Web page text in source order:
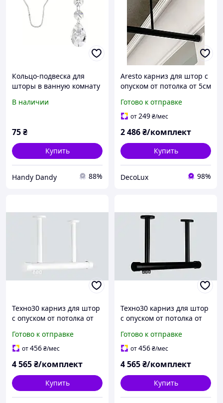
Кольцо-подвеска для
шторы в ванную комнату
шт. Серебристый
В наличии
75₴
Купить
Handy Dandy 88%
Aresto карниз для штор с
опуском от потолка от 5см
Готово к отправке
от249₴/мес
2 486₴/комплект
Купить
DecoLux 98%
Техно30 карниз для штор
с опуском от потолка от
Готово к отправке
от456₴/мес
4 565₴/комплект
Купить
Техно30 карниз для штор
с опуском от потолка от
Готово к отправке
от456₴/мес
4 565₴/комплект
Купить